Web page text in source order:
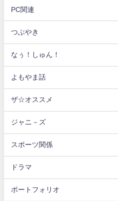
PC関連
つぶやき
なぅ！しゅん！
よもやま話
ザ☆オススメ
ジャニ－ズ
スポーツ関係
ドラマ
ポートフォリオ